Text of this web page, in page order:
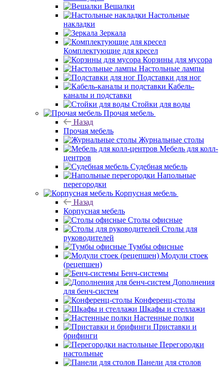
Вешалки
Настольные
накладки
Зеркала
Комплектующие для кресел
Корзины для мусора
Настольные лампы
Подставки для ног
Кабель-
каналы и подставки
Стойки для воды
Прочая мебель
Назад
Прочая мебель
Журнальные столы
Мебель для колл-
центров
Судебная мебель
Напольные
перегородки
Корпусная мебель
Назад
Корпусная мебель
Столы офисные
Столы для
руководителей
Тумбы офисные
Модули стоек
(рецепшен)
Бенч-системы
Дополнения
для бенч-систем
Конференц-столы
Шкафы и стеллажи
Настенные полки
Приставки и
брифинги
Перегородки
настольные
Панели для столов